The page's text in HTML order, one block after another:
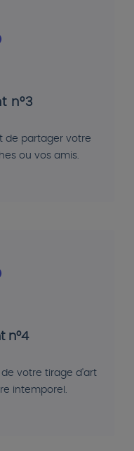
n°3
de partager votre
ou vos amis.
n°4
de votre tirage d'art
intemporel.